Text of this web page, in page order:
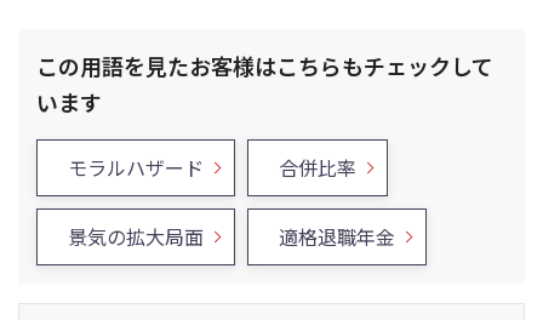
この用語を見たお客様はこちらもチェックして
います
モラルハザード 合併比率
景気の拡大局面 適格退職年金